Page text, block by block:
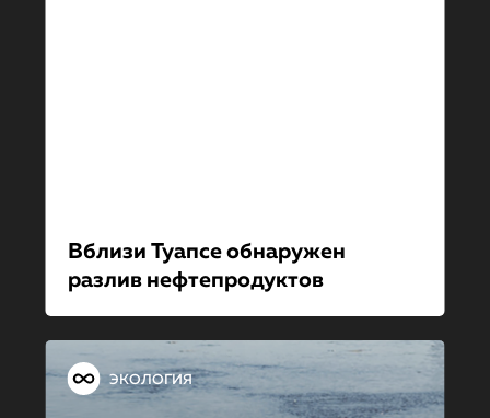
Вблизи Туапсе обнаружен
разлив нефтепродуктов
ЭКОЛОГИЯ